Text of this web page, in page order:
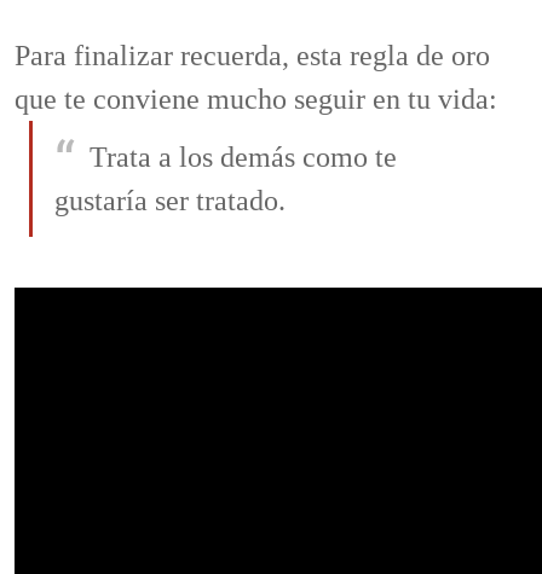
Para finalizar recuerda, esta regla de oro
que te conviene mucho seguir en tu vida:
Trata a los demás como te
gustaría ser tratado.